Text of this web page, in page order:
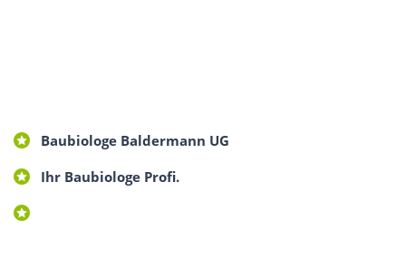
Baubiologe Baldermann UG
Ihr Baubiologe Profi.